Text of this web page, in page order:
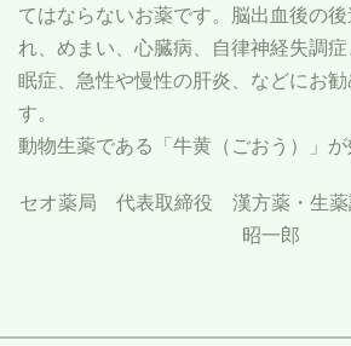
てはならないお薬です。脳出血後の
れ、めまい、心臓病、自律神経失調
眠症、急性や慢性の肝炎、などにお
す。
動物生薬である「牛黄（ごおう）」が
セオ薬局 代表取締役 漢方薬・生
昭一郎